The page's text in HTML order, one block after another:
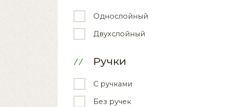
Однослойный
Двухслойный
Ручки
С ручками
Без ручек